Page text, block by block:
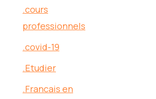
.cours
professionnels
.covid-19
.Etudier
.Francais en